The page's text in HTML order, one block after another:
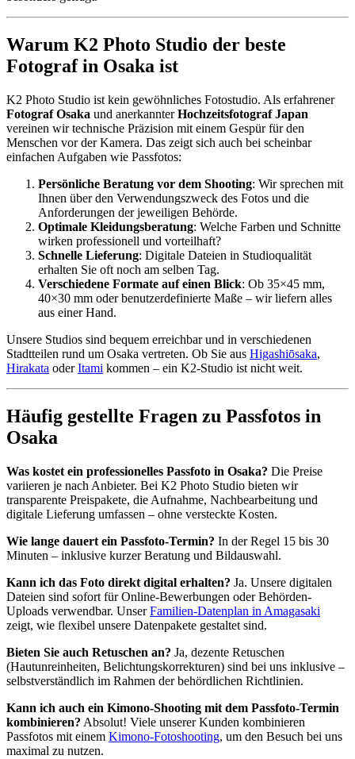
Warum K2 Photo Studio der beste
Fotograf in Osaka ist
K2 Photo Studio ist kein gewöhnliches Fotostudio. Als erfahrener
Fotograf Osaka und anerkannterHochzeitsfotograf Japan
vereinen wir technische Präzision mit einem Gespür für den
Menschen vor der Kamera. Das zeigt sich auch bei scheinbar
einfachen Aufgaben wie Passfotos:
Persönliche Beratung vor dem Shooting: Wir sprechen mit
Ihnen über den Verwendungszweck des Fotos und die
Anforderungen der jeweiligen Behörde.
Optimale Kleidungsberatung: Welche Farben und Schnitte
wirken professionell und vorteilhaft?
Schnelle Lieferung: Digitale Dateien in Studioqualität
erhalten Sie oft noch am selben Tag.
Verschiedene Formate auf einen Blick: Ob 35×45 mm,
40×30 mm oder benutzerdefinierte Maße – wir liefern alles
aus einer Hand.
Unsere Studios sind bequem erreichbar und in verschiedenen
Stadtteilen rund um Osaka vertreten. Ob Sie aus Higashiōsaka,
Hirakata oderItami kommen – ein K2-Studio ist nicht weit.
Häufig gestellte Fragen zu Passfotos in
Osaka
Was kostet ein professionelles Passfoto in Osaka? Die Preise
variieren je nach Anbieter. Bei K2 Photo Studio bieten wir
transparente Preispakete, die Aufnahme, Nachbearbeitung und
digitale Lieferung umfassen – ohne versteckte Kosten.
Wie lange dauert ein Passfoto-Termin? In der Regel 15 bis 30
Minuten – inklusive kurzer Beratung und Bildauswahl.
Kann ich das Foto direkt digital erhalten? Ja. Unsere digitalen
Dateien sind sofort für Online-Bewerbungen oder Behörden-
Uploads verwendbar. UnserFamilien-Datenplan in Amagasaki
zeigt, wie flexibel unsere Datenpakete gestaltet sind.
Bieten Sie auch Retuschen an? Ja, dezente Retuschen
(Hautunreinheiten, Belichtungskorrekturen) sind bei uns inklusive –
selbstverständlich im Rahmen der behördlichen Richtlinien.
Kann ich auch ein Kimono-Shooting mit dem Passfoto-Termin
kombinieren? Absolut! Viele unserer Kunden kombinieren
Passfotos mit einem Kimono-Fotoshooting, um den Besuch bei uns
maximal zu nutzen.